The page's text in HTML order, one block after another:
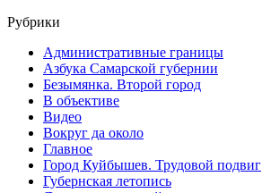
Рубрики
Административные границы
Азбука Самарской губернии
Безымянка. Второй город
В объективе
Видео
Вокруг да около
Главное
Город Куйбышев. Трудовой подвиг
Губернская летопись